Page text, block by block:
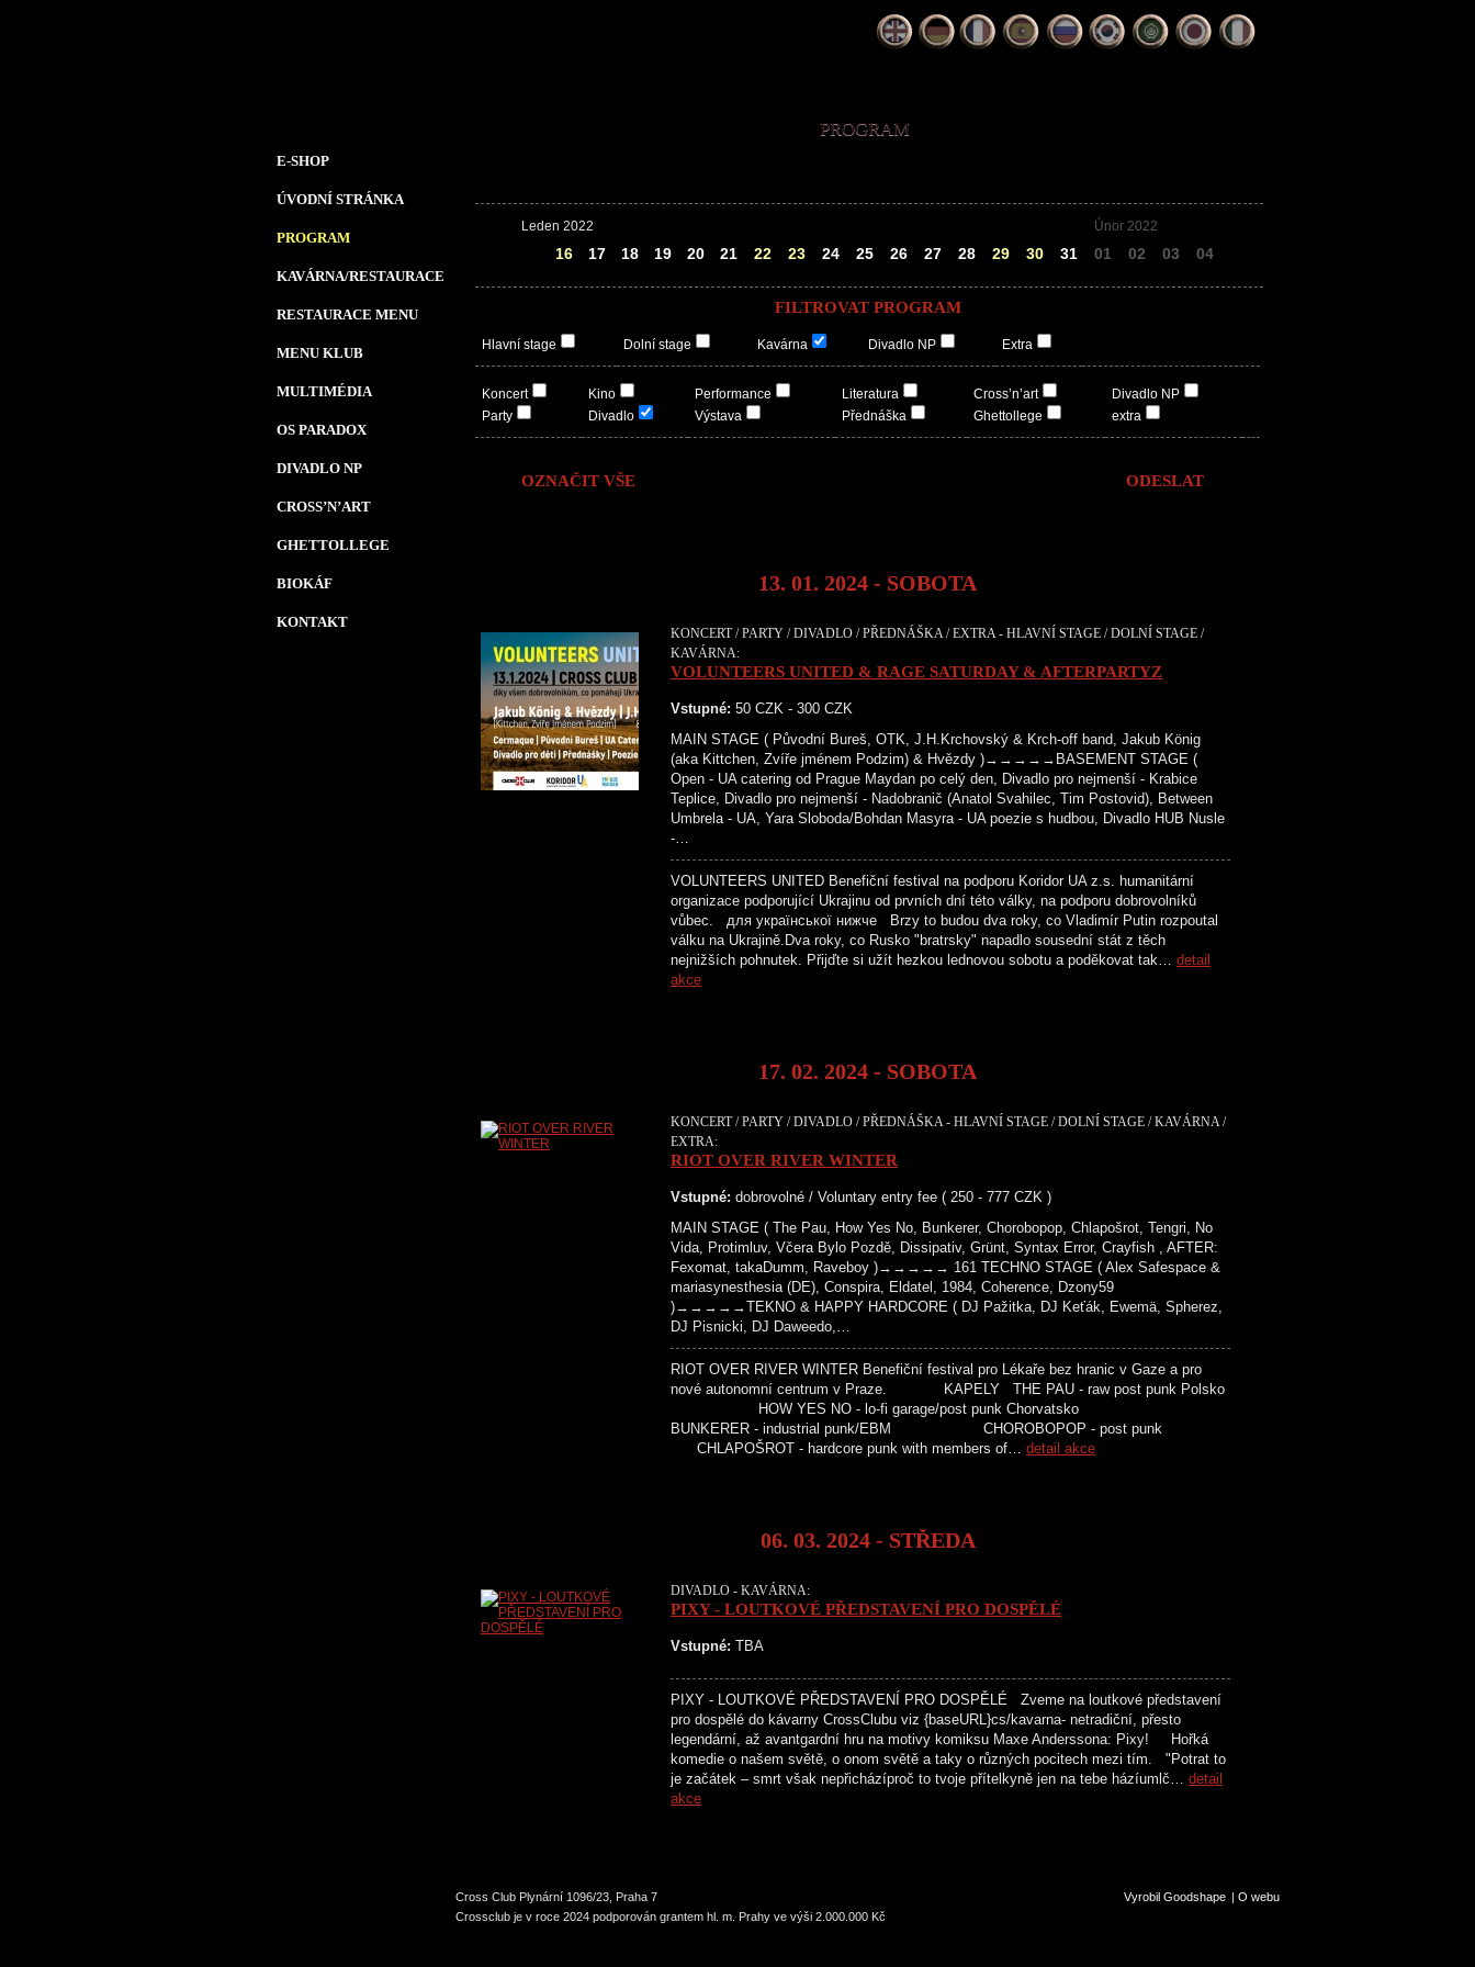
E-SHOP
ÚVODNÍ STRÁNKA
PROGRAM
KAVÁRNA/RESTAURACE
RESTAURACE MENU
MENU KLUB
MULTIMÉDIA
OS PARADOX
DIVADLO NP
CROSS’N’ART
GHETTOLLEGE
BIOKÁF
KONTAKT
PROGRAM
Leden 2022
16 17 18 19 20 21 22 23 24 25 26 27 28 29 30 31
Únor 2022
01 02 03 04
FILTROVAT PROGRAM
Hlavní stage Dolní stage Kavárna Divadlo NP Extra
Koncert
Party
Kino
Divadlo
Performance
Výstava
Literatura
Přednáška
Cross’n’art
Ghettollege
Divadlo NP
extra
OZNAČIT VŠE
13. 01. 2024 - SOBOTA
KONCERT / PARTY / DIVADLO / PŘEDNÁŠKA / EXTRA - HLAVNÍ STAGE / DOLNÍ STAGE /
KAVÁRNA:
VOLUNTEERS UNITED & RAGE SATURDAY & AFTERPARTYZ
Vstupné: 50 CZK - 300 CZK
MAIN STAGE ( Původní Bureš, OTK, J.H.Krchovský & Krch-off band, Jakub König
(aka Kittchen, Zvíře jménem Podzim) & Hvězdy )→→→→→BASEMENT STAGE (
Open - UA catering od Prague Maydan po celý den, Divadlo pro nejmenší - Krabice
Teplice, Divadlo pro nejmenší - Nadobranič (Anatol Svahilec, Tim Postovid), Between
Umbrela - UA, Yara Sloboda/Bohdan Masyra - UA poezie s hudbou, Divadlo HUB Nusle
-…
VOLUNTEERS UNITED Benefiční festival na podporu Koridor UA z.s. humanitární
organizace podporující Ukrajinu od prvních dní této války, na podporu dobrovolníků
vůbec. для української нижче Brzy to budou dva roky, co Vladimír Putin rozpoutal
válku na Ukrajině.Dva roky, co Rusko "bratrsky" napadlo sousední stát z těch
nejnižších pohnutek. Přijďte si užít hezkou lednovou sobotu a poděkovat tak… detail
akce
17. 02. 2024 - SOBOTA
KONCERT / PARTY / DIVADLO / PŘEDNÁŠKA - HLAVNÍ STAGE / DOLNÍ STAGE / KAVÁRNA /
EXTRA:
RIOT OVER RIVER WINTER
Vstupné: dobrovolné / Voluntary entry fee ( 250 - 777 CZK )
MAIN STAGE ( The Pau, How Yes No, Bunkerer, Chorobopop, Chlapošrot, Tengri, No
Vida, Protimluv, Včera Bylo Pozdě, Dissipativ, Grünt, Syntax Error, Crayfish , AFTER:
Fexomat, takaDumm, Raveboy )→→→→→ 161 TECHNO STAGE ( Alex Safespace &
mariasynesthesia (DE), Conspira, Eldatel, 1984, Coherence, Dzony59
)→→→→→TEKNO & HAPPY HARDCORE ( DJ Pažitka, DJ Keťák, Ewemä, Spherez,
DJ Pisnicki, DJ Daweedo,…
RIOT OVER RIVER WINTER Benefiční festival pro Lékaře bez hranic v Gaze a pro
nové autonomní centrum v Praze. KAPELY THE PAU - raw post punk Polsko
HOW YES NO - lo-fi garage/post punk Chorvatsko
BUNKERER - industrial punk/EBM CHOROBOPOP - post punk
CHLAPOŠROT - hardcore punk with members of… detail akce
06. 03. 2024 - STŘEDA
DIVADLO - KAVÁRNA:
PIXY - LOUTKOVÉ PŘEDSTAVENÍ PRO DOSPĚLÉ
Vstupné: TBA
PIXY - LOUTKOVÉ PŘEDSTAVENÍ PRO DOSPĚLÉ Zveme na loutkové představení
pro dospělé do kávarny CrossClubu viz {baseURL}cs/kavarna- netradiční, přesto
legendární, až avantgardní hru na motivy komiksu Maxe Anderssona: Pixy! Hořká
komedie o našem světě, o onom světě a taky o různých pocitech mezi tím. "Potrat to
je začátek – smrt však nepřicházíproč to tvoje přítelkyně jen na tebe házíumlč… detail
akce
Cross Club Plynární 1096/23, Praha 7 Vyrobil Goodshape | O webu
Crossclub je v roce 2024 podporován grantem hl. m. Prahy ve výši 2.000.000 Kč